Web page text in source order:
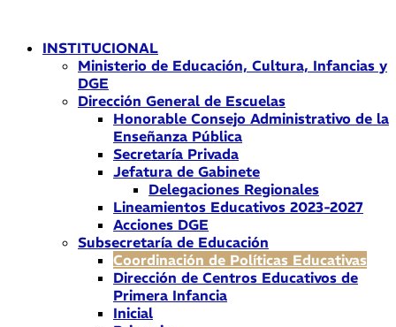
contenidoINSTITUCIONAL
Ministerio de Educación, Cultura, Infancias y
DGE
Dirección General de Escuelas
Honorable Consejo Administrativo de la
Enseñanza Pública
Secretaría Privada
Jefatura de Gabinete
Delegaciones Regionales
Lineamientos Educativos 2023-2027
Acciones DGE
Subsecretaría de Educación
Coordinación de Políticas Educativas
Dirección de Centros Educativos de
Primera Infancia
Inicial